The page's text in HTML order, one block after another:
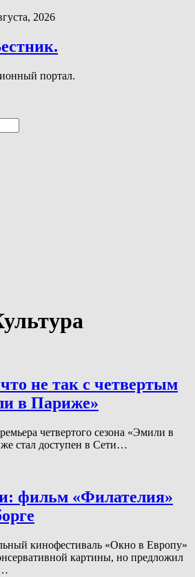
2026
портал.
не так с четвертым
в Париже»
четвертого сезона «Эмили в
стал доступен в Сети…
фильм «Филателия»
кинофестиваль «Окно в Европу»
картины, но предложил